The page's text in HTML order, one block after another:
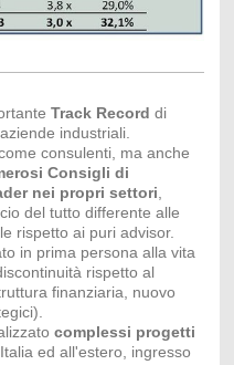
Track Record di
industriali.
consulenti, ma anche
Consigli di
nei propri settori
del tutto differente alle
rispetto ai puri advisor.
in prima persona alla vita
rispetto al
finanziaria, nuovo
complessi progetti
ed all'estero, ingresso